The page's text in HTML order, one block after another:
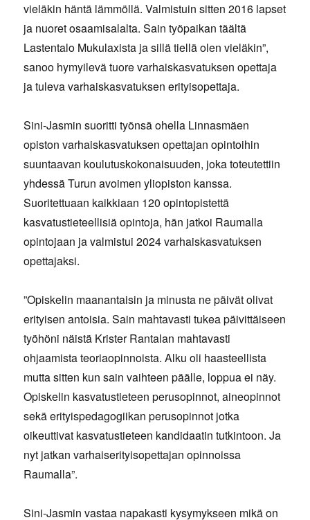
vieläkin häntä lämmöllä. Valmistuin sitten 2016 lapset
ja nuoret osaamisalalta. Sain työpaikan täältä
Lastentalo Mukulaxista ja sillä tiellä olen vieläkin”,
sanoo hymyilevä tuore varhaiskasvatuksen opettaja
ja tuleva varhaiskasvatuksen erityisopettaja.
Sini-Jasmin suoritti työnsä ohella Linnasmäen
opiston varhaiskasvatuksen opettajan opintoihin
suuntaavan koulutuskokonaisuuden, joka toteutettiin
yhdessä Turun avoimen yliopiston kanssa.
Suoritettuaan kaikkiaan 120 opintopistettä
kasvatustieteellisiä opintoja, hän jatkoi Raumalla
opintojaan ja valmistui 2024 varhaiskasvatuksen
opettajaksi.
”Opiskelin maanantaisin ja minusta ne päivät olivat
erityisen antoisia. Sain mahtavasti tukea päivittäiseen
työhöni näistä Krister Rantalan mahtavasti
ohjaamista teoriaopinnoista. Alku oli haasteellista
mutta sitten kun sain vaihteen päälle, loppua ei näy.
Opiskelin kasvatustieteen perusopinnot, aineopinnot
sekä erityispedagogiikan perusopinnot jotka
oikeuttivat kasvatustieteen kandidaatin tutkintoon. Ja
nyt jatkan varhaiserityisopettajan opinnoissa
Raumalla”.
Sini-Jasmin vastaa napakasti kysymykseen mikä on